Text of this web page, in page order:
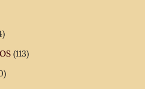
(113)